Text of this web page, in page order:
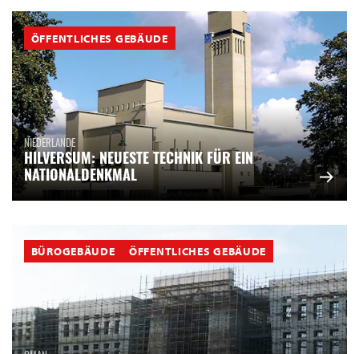
ÖFFENTLICHES GEBÄUDE
NIEDERLANDE
HILVERSUM: NEUESTE TECHNIK FÜR EIN
NATIONALDENKMAL
BÜROGEBÄUDE ÖFFENTLICHES GEBÄUDE